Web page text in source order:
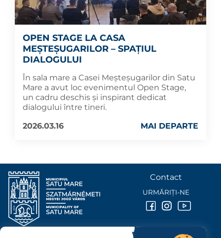
OPEN STAGE LA CASA
MEȘTEȘUGARILOR – SPAȚIUL
DIALOGULUI
În sala mare a Casei Meșteșugarilor din Satu
Mare a avut loc evenimentul Open Stage,
un cadru deschis și inspirant dedicat
dialogului între tineri.
2026.03.16
MAI DEPARTE
Contact
URMĂRIȚI-NE